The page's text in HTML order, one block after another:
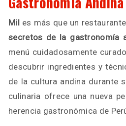
Mil es más que un
secretos de la gastronomía
menú cuidadosamente
descubrir ingredientes y
de la cultura andina durante
culinaria ofrece una nueva
herencia gastronómica de